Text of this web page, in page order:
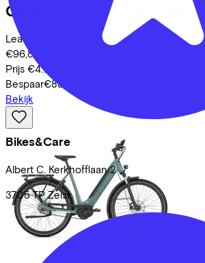
Bikes&Care
Albert C. Kerkhofflaan 2
3705 TP Zeist
Conway Cairon T 3.0 750 SE
Leaseprijs p/m vanaf
€96,87
Prijs €4.149,95
Bespaar€837,92
Bekijk